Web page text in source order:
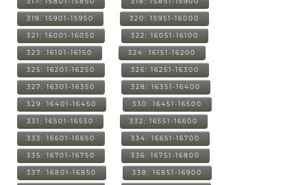
319: 15901-15950 320: 15951-16000
321: 16001-16050 322: 16051-16100
323: 16101-16150 324: 16151-16200
325: 16201-16250 326: 16251-16300
327: 16301-16350 328: 16351-16400
329: 16401-16450 330: 16451-16500
331: 16501-16550 332: 16551-16600
333: 16601-16650 334: 16651-16700
335: 16701-16750 336: 16751-16800
337: 16801-16850 338: 16851-16900